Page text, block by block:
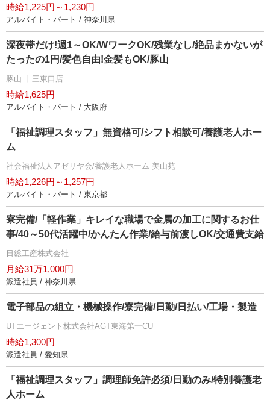
時給1,225円～1,230円
アルバイト・パート / 神奈川県
深夜帯だけ!週1～OK/WワークOK/残業なし/絶品まかないが
たったの1円/髪色自由!金髪もOK/豚山
豚山 十三東口店
時給1,625円
アルバイト・パート / 大阪府
「福祉調理スタッフ」無資格可/シフト相談可/養護老人ホー
ム
社会福祉法人アゼリヤ会/養護老人ホーム 美山苑
時給1,226円～1,257円
アルバイト・パート / 東京都
寮完備/「軽作業」キレイな職場で金属の加工に関するお仕
事/40～50代活躍中/かんたん作業/給与前渡しOK/交通費支給
日総工産株式会社
月給31万1,000円
派遣社員 / 神奈川県
電子部品の組立・機械操作/寮完備/日勤/日払い/工場・製造
UTエージェント株式会社AGT東海第一CU
時給1,300円
派遣社員 / 愛知県
「福祉調理スタッフ」調理師免許必須/日勤のみ/特別養護老
人ホーム